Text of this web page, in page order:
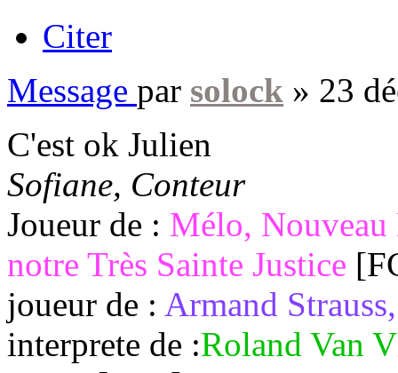
Citer
Message par solock » 23
C'est ok Julien
Sofiane, Conteur
Joueur de : Mélo, Nouveau
notre Très Sainte Justice
joueur de : Armand
interprete de :Roland Van